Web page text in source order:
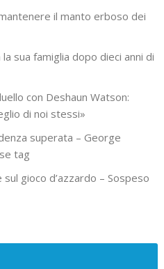
il manto erboso dei
sua famiglia dopo dieci anni di
con Deshaun Watson:
di noi stessi»
superata – George
tag
gioco d’azzardo – Sospeso